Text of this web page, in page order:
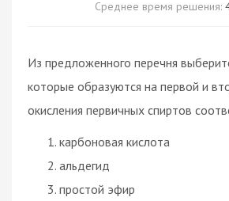
Среднее время решения:
Из предложенного перечня
которые образуются на первой и
окисления первичных спиртов
карбоновая кислота
альдегид
простой эфир